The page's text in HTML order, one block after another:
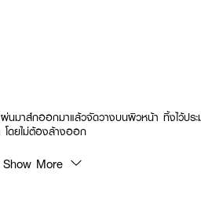
ผ่นมาส์กออกมาแล้วจัดวางบนผิวหน้า ทิ้งไว้ป
โดยไม่ต้องล้างออก
Show More